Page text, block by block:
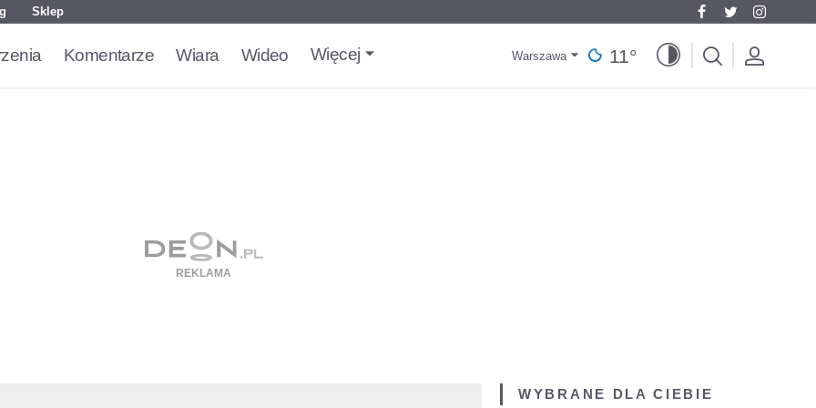
Sklep
Komentarze Wiara Wideo Więcej Warszawa 11 °
WYBRANE DLA CIEBIE